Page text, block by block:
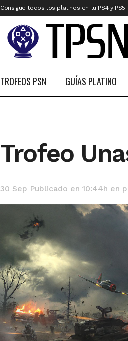
Consigue todos los platinos en tu PS4 y PS5
TROFEOS PSN GUÍAS PLATINO
Trofeo
30 Sep Publicado en 10:44h en